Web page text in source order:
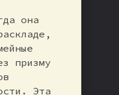
она
призму
Эта